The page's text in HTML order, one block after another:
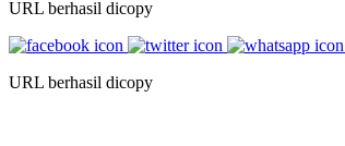
URL berhasil dicopy
URL berhasil dicopy